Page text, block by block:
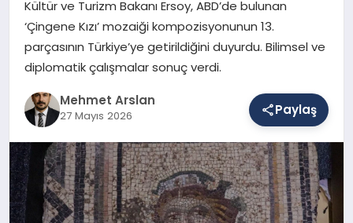
MAGAZIN
SAĞLIK
EĞITIM
DÜNYA
Kültür ve Turizm Bakanı Ersoy, ABD’de bulunan
‘Çingene Kızı’ mozaiği kompozisyonunun 13.
parçasının Türkiye’ye getirildiğini duyurdu. Bilimsel ve
diplomatik çalışmalar sonuç verdi.
Mehmet Arslan
27 Mayıs 2026 Paylaş